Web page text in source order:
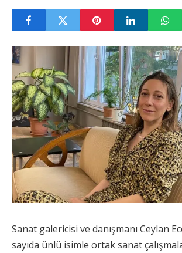
Sanat galericisi ve danışmanı Ceylan
sayıda ünlü isimle ortak sanat